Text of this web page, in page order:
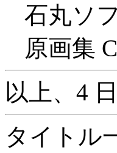
石丸ソ
原画集
以上、4
タイトル